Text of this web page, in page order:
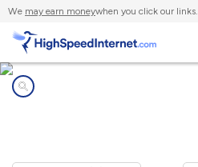
We may earn moneywhen you click our links.